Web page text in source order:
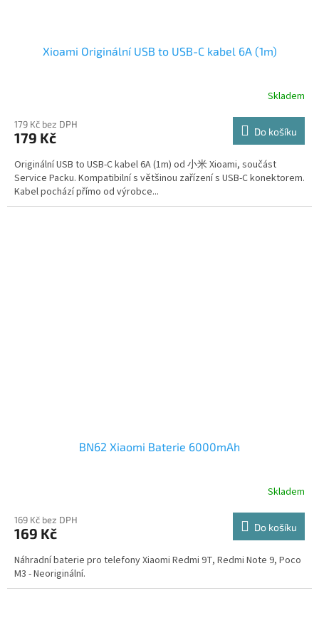
Xioami Originální USB to USB-C kabel 6A (1m)
Skladem
179 Kč bez DPH
179 Kč Do košíku
Originální USB to USB-C kabel 6A (1m) od 小米 Xioami, součást
Service Packu. Kompatibilní s většinou zařízení s USB-C konektorem.
Kabel pochází přímo od výrobce...
BN62 Xiaomi Baterie 6000mAh
Skladem
169 Kč bez DPH
169 Kč Do košíku
Náhradní baterie pro telefony Xiaomi Redmi 9T, Redmi Note 9, Poco
M3 - Neoriginální.